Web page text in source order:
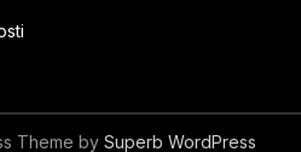
Theme bySuperb WordPress